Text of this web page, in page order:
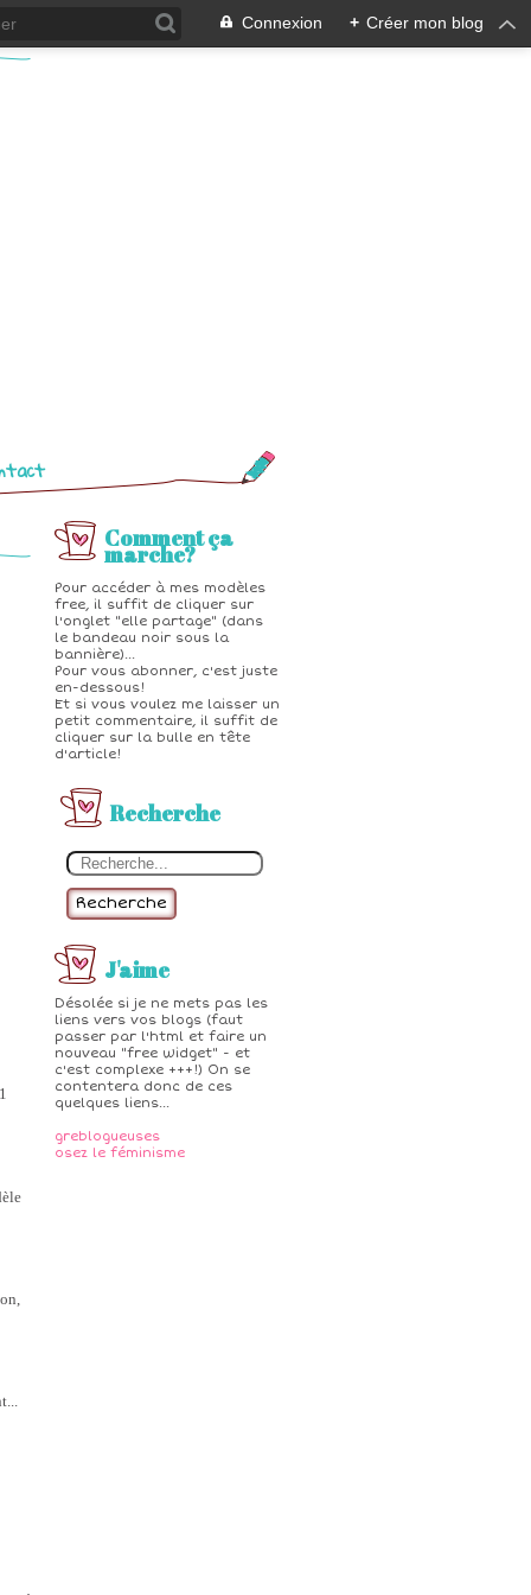
Connexion + Créer mon blog
Comment ça
marche?
Pour accéder à mes modèles
free, il suffit de cliquer sur
l'onglet "elle partage" (dans
le bandeau noir sous la
bannière)...
Pour vous abonner, c'est juste
en-dessous!
Et si vous voulez me laisser un
petit commentaire, il suffit de
cliquer sur la bulle en tête
d'article!
Recherche
Recherche
J'aime
Désolée si je ne mets pas les
liens vers vos blogs (faut
passer par l'html et faire un
nouveau "free widget" - et
c'est complexe +++!) On se
contentera donc de ces
quelques liens...
greblogueuses
osez le féminisme